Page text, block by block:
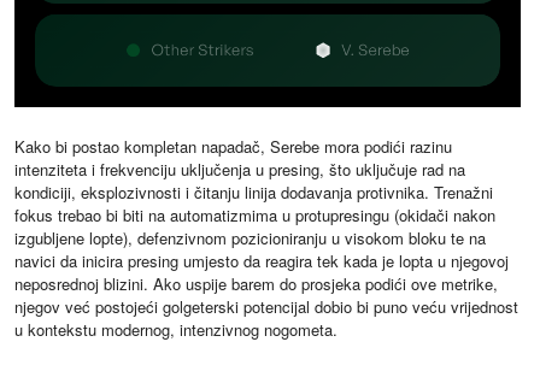
Kako bi postao kompletan napadač, Serebe mora podići razinu
intenziteta i frekvenciju uključenja u presing, što uključuje rad na
kondiciji, eksplozivnosti i čitanju linija dodavanja protivnika. Trenažni
fokus trebao bi biti na automatizmima u protupresingu (okidači nakon
izgubljene lopte), defenzivnom pozicioniranju u visokom bloku te na
navici da inicira presing umjesto da reagira tek kada je lopta u njegovoj
neposrednoj blizini. Ako uspije barem do prosjeka podići ove metrike,
njegov već postojeći golgeterski potencijal dobio bi puno veću vrijednost
u kontekstu modernog, intenzivnog nogometa.